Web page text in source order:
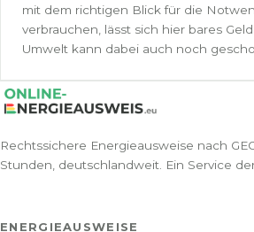
mit dem richtigen Blick für die
verbrauchen, lässt sich hier bares
Umwelt kann dabei auch noch
Rechtssichere Energieausweise nach
Stunden, deutschlandweit. Ein Service
ENERGIEAUSWEISE